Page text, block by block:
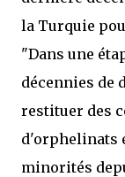
la Turquie
"Dans une
décennies de
restituer des
d'orphelinats
minorités